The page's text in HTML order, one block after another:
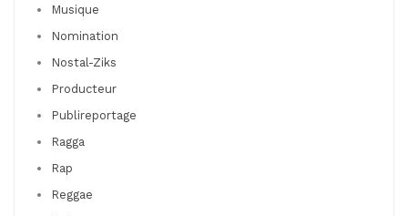
Musique
Nomination
Nostal-Ziks
Producteur
Publireportage
Ragga
Rap
Reggae